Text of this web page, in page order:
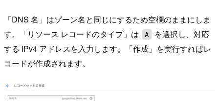
「DNS 名」はゾーン名と同じにするため空欄のままにしま
す。「リソース レコードのタイプ」は
A
を選択し、対応
する IPv4 アドレスを入力します。「作成」を実行すればレ
コードが作成されます。